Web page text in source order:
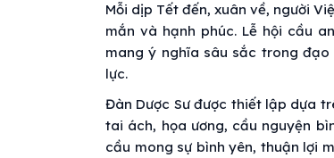
Mỗi dịp Tết đến, xuân về, người
mắn và hạnh phúc. Lễ hội cầu
mang ý nghĩa sâu sắc trong đạo
lực.
Đàn Dược Sư được thiết lập dựa
tai ách, họa ương, cầu nguyện
cầu mong sự bình yên, thuận lợi